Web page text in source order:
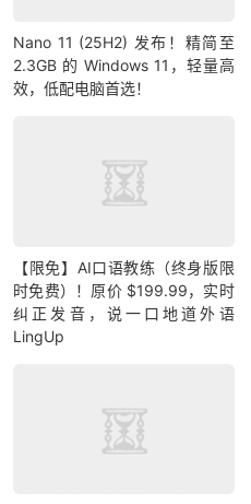
Nano 11 (25H2) 发布！精简至
2.3GB 的 Windows 11，轻量高
效，低配电脑首选！
【限免】AI口语教练（终身版限
时免费）！原价 $199.99，实时
纠正发音，说一口地道外语
LingUp